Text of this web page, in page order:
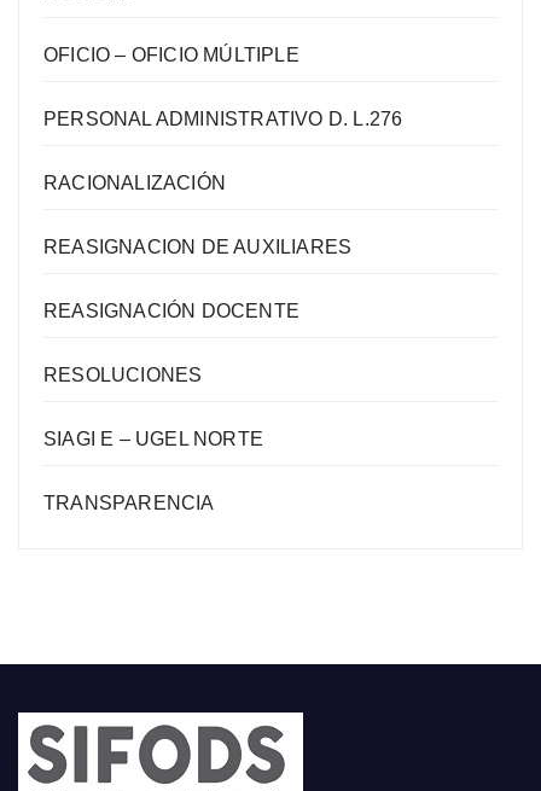
OFICIO – OFICIO MÚLTIPLE
PERSONAL ADMINISTRATIVO D. L.276
RACIONALIZACIÓN
REASIGNACION DE AUXILIARES
REASIGNACIÓN DOCENTE
RESOLUCIONES
SIAGI E – UGEL NORTE
TRANSPARENCIA